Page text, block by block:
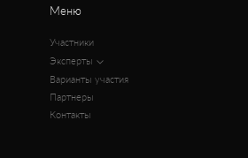
Меню
Участники
Эксперты
Варианты участия
Партнеры
Контакты